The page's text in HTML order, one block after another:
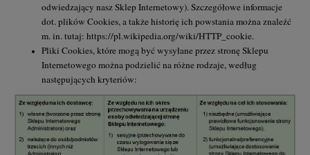
odwiedzający nasz Sklep Internetowy). Szczegółowe informacje
dot. plików Cookies, a także historię ich powstania można znaleźć
m. in. tutaj: https://pl.wikipedia.org/wiki/HTTP_cookie.
Pliki Cookies, które mogą być wysyłane przez stronę Sklepu
Internetowego można podzielić na różne rodzaje, według
następujących kryteriów: